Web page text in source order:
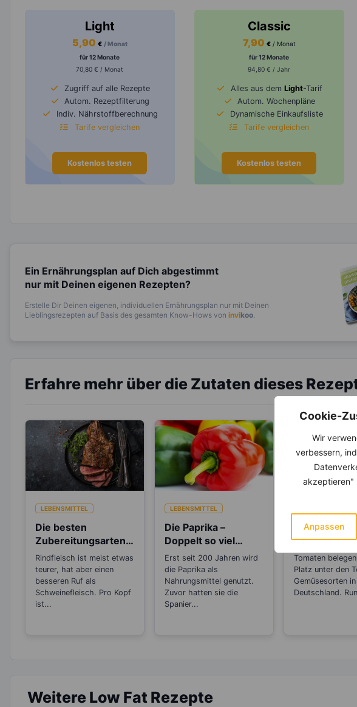
Cookie-
Wir
verbessern,
akzeptieren"
Anpassen
Light
5,90 € / Monat
für 12 Monate
70,80 € / Monat
Zugriff auf alle Rezepte
Autom. Rezeptfilterung
Indiv. Nährstoffberechnung
Tarife vergleichen
Kostenlos testen
Classic
7,90 € / Monat
für 12 Monate
94,80 € / Jahr
Alles aus dem Light-Tarif
Autom. Wochenpläne
Dynamische Einkaufsliste
Tarife vergleichen
Kostenlos testen
Ein Ernährungsplan auf Dich abgestimmt
nur mit Deinen eigenen Rezepten?
Erstelle Dir Deinen eigenen, individuellen Ernährungsplan nur mit Deinen
Lieblingsrezepten auf Basis des gesamten Know-Hows von invikoo.
Erfahre mehr über die Zutaten dieses
LEBENSMITTEL
Die besten
Zubereitungsarten
für Rindfleisch
Rindfleisch ist meist etwas
teurer, hat aber einen
besseren Ruf als
Schweinefleisch. Pro Kopf
ist...
LEBENSMITTEL
Die Paprika –
Doppelt so viel
Vitamin C, wie die
Zitrone
Erst seit 200 Jahren wird
die Paprika als
Nahrungsmittel genutzt.
Zuvor hatten sie die
Spanier...
Tomaten-
Anti-Aging-
Lycopin
Einkochen?
Tomaten belegen
Platz unter den
Gemüsesorten in
Deutschland.
Weitere Low Fat Rezepte